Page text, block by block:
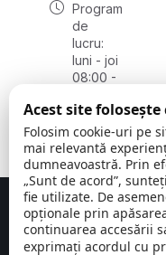
Program
de
lucru:
luni - joi
08:00 -
vineri
08:00 -
14:00
Concept realizat de
Acest site folosește
Folosim cookie-uri pe
mai relevantă
dumneavoastră. Prin
„Sunt de acord”,
fie utilizate. De
opționale prin
continuarea accesării
exprimați acordul cu